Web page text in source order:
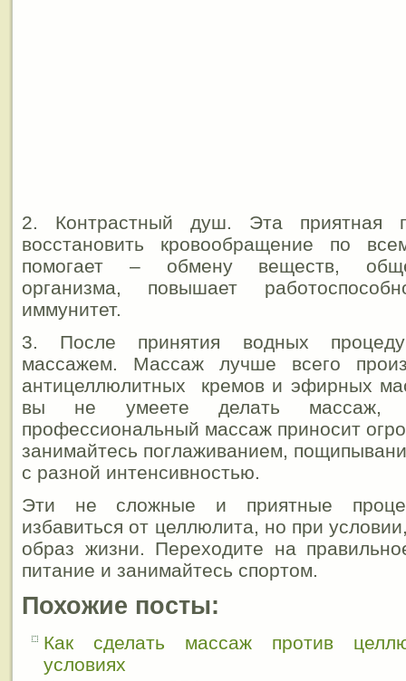
2. Контрастный душ. Эта приятная
восстановить кровообращение по
помогает – обмену веществ,
организма, повышает
иммунитет.
3. После принятия водных
массажем. Массаж лучше всего
антицеллюлитных кремов и эфирных
вы не умеете делать
профессиональный массаж приносит
занимайтесь поглаживанием,
с разной интенсивностью.
Эти не сложные и приятные
избавиться от целлюлита, но при
образ жизни. Переходите на
питание и занимайтесь спортом.
Похожие посты:
Как сделать массаж против
условиях